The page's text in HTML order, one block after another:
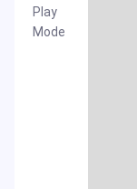
Play
Mode